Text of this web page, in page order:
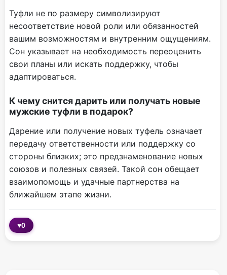
Туфли не по размеру символизируют
несоответствие новой роли или обязанностей
вашим возможностям и внутренним ощущениям.
Сон указывает на необходимость переоценить
свои планы или искать поддержку, чтобы
адаптироваться.
К чему снится дарить или получать новые
мужские туфли в подарок?
Дарение или получение новых туфель означает
передачу ответственности или поддержку со
стороны близких; это предзнаменование новых
союзов и полезных связей. Такой сон обещает
взаимопомощь и удачные партнерства на
ближайшем этапе жизни.
♥0